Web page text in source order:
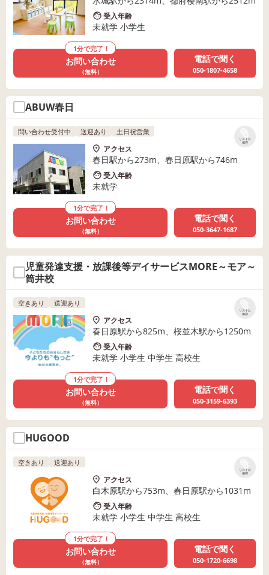
受入年齢
未就学 小学生
1分で完了！
お問い合わせ
（無料）
電話で聞く
050-1807-4658
ABUW春日
リストに
保存
問い合わせ受付中 送迎あり 土日祝営業
アクセス
春日駅から273m、春日原駅から746m
受入年齢
未就学
1分で完了！
お問い合わせ
（無料）
電話で聞く
050-3647-1687
児童発達支援・放課後等デイサービスMORE～モア～
筒井校
リストに
保存
空きあり 送迎あり
アクセス
春日原駅から825m、桜並木駅から1250m
受入年齢
未就学 小学生 中学生 高校生
1分で完了！
お問い合わせ
（無料）
電話で聞く
050-3159-6393
HUGOOD
リストに
保存
空きあり 送迎あり
アクセス
白木原駅から753m、春日原駅から1031m
受入年齢
未就学 小学生 中学生 高校生
1分で完了！
お問い合わせ
（無料）
電話で聞く
050-1720-6698